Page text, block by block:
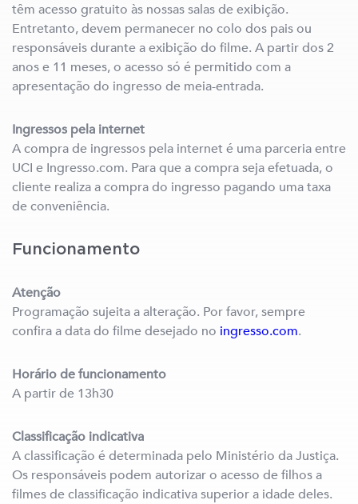
têm acesso gratuito às nossas salas de exibição.
Entretanto, devem permanecer no colo dos pais ou
responsáveis durante a exibição do filme. A partir dos 2
anos e 11 meses, o acesso só é permitido com a
apresentação do ingresso de meia-entrada.
Ingressos pela internet
A compra de ingressos pela internet é uma parceria entre
UCI e Ingresso.com. Para que a compra seja efetuada, o
cliente realiza a compra do ingresso pagando uma taxa
de conveniência.
Funcionamento
Atenção
Programação sujeita a alteração. Por favor, sempre
confira a data do filme desejado no ingresso.com.
Horário de funcionamento
A partir de 13h30
Classificação indicativa
A classificação é determinada pelo Ministério da Justiça.
Os responsáveis podem autorizar o acesso de filhos a
filmes de classificação indicativa superior a idade deles.